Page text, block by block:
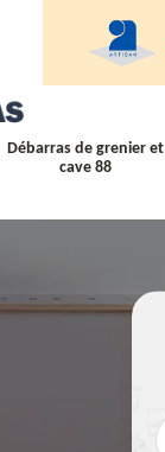
Débarras de grenier et
cave 88